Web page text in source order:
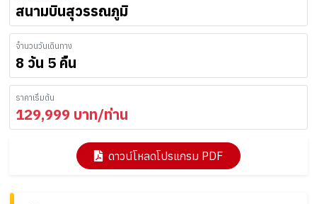
สนามบินสุวรรณภูมิ
จำนวนวันเดินทาง
8 วัน 5 คืน
ราคาเริ่มต้น
129,999 บาท/ท่าน
ดาวน์โหลดโปรแกรม PDF